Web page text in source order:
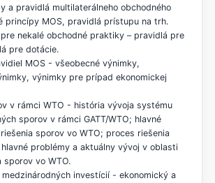
a pravidlá multilaterálneho obchodného
princípy MOS, pravidlá prístupu na trh.
nekalé obchodné praktiky – pravidlá pre
pre dotácie.
MOS - všeobecné výnimky,
výnimky pre prípad ekonomickej
v rámci WTO - história vývoja systému
sporov v rámci GATT/WTO; hlavné
sporov vo WTO; proces riešenia
problémy a aktuálny vývoj v oblasti
sporov vo WTO.
medzinárodných investícií - ekonomický a